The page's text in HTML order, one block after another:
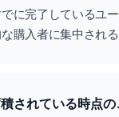
に完了しているユ
購入者に集中され
されている時点